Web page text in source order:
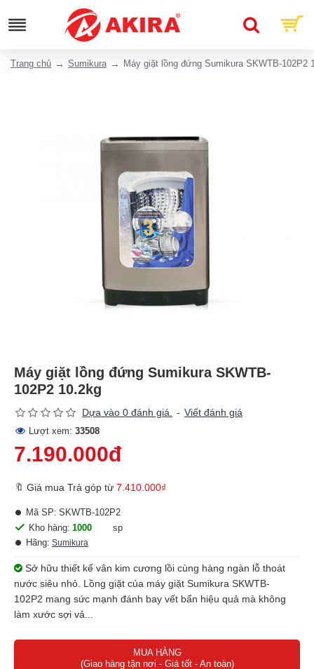
Trang chủ Sumikura Máy giặt lồng đứng Sumikura SKWTB-102P2
Máy giặt lồng đứng Sumikura SKWTB-
102P2 10.2kg
Dựa vào 0 đánh giá. - Viết đánh giá
Lượt xem: 33508
7.190.000đ
🔖 Giá mua Trả góp từ 7.410.000₫
Kho hàng: 1000
sp
Hãng: Sumikura
Mã SP: SKWTB-102P2
Sở hữu thiết kế vân kim cương lồi cùng hàng ngàn lỗ thoát
nước siêu nhỏ. Lồng giặt của máy giặt Sumikura SKWTB-
102P2 mang sức mạnh đánh bay vết bẩn hiệu quả mà không
làm xước sợi vả...
MUA HÀNG
(Giao hàng tận nơi - Giá tốt - An toàn)